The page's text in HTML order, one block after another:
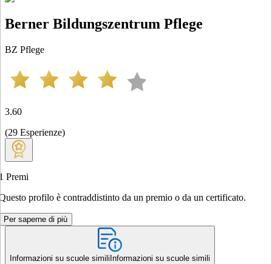
Berner Bildungszentrum Pflege
BZ Pflege
3.60
(29 Esperienze)
Premi
profilo è contraddistinto da un premio o da un certificato.
Per saperne di più
Informazioni su scuole simili Informazioni su scuole simili